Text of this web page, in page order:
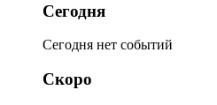
Сегодня
Сегодня нет событий
Скоро